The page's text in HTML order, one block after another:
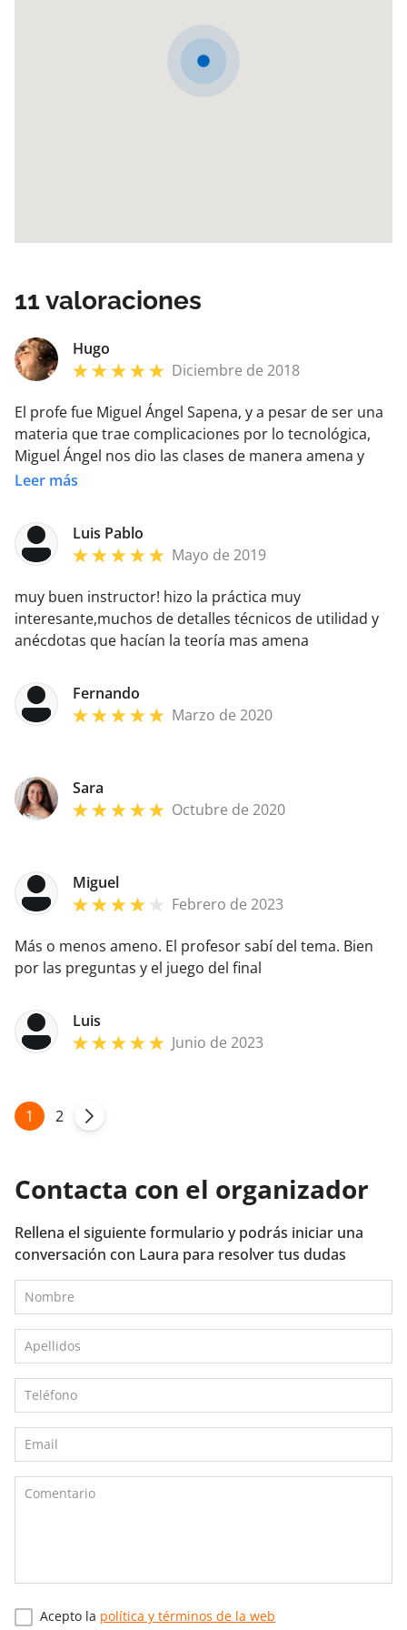
en una única sesión durante el mismo día.
La realización de las 4 horas de teoría y las 8 horas de
11valoraciones
Hugo
Diciembre de 2018
El profe fue Miguel Ángel Sapena, y a pesar de ser una
materia que trae complicaciones por lo tecnológica,
Miguel Ángel nos dio las clases de manera amena y
llevadera. De a poco uno va perdiendo el miedo a los
manipula los diferentes medios de comunicación. Muy
buen curso! Recomiendo repasar antes de ir a clase.
Leer más
Luis Pablo
Mayo de 2019
muy buen instructor! hizo la práctica muy
interesante,muchos de detalles técnicos de utilidad y
anécdotas que hacían la teoría mas amena
Fernando
Marzo de 2020
Sara
Octubre de 2020
Miguel
Febrero de 2023
Más o menos ameno. El profesor sabí del tema. Bien
por las preguntas y el juego del final
Luis
Junio de 2023
1 2
Contacta con el organizador
Rellena el siguiente formulario y podrás iniciar una
conversación con Laura para resolver tus dudas
Acepto la política y términos de la web